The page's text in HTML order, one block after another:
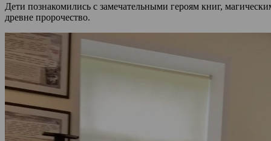
Дети познакомились с замечательными героям книг,
древне пророчество.